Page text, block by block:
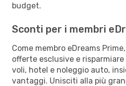
budget.
Sconti per i membri
Come membro eDreams
offerte esclusive e
voli, hotel e noleggio auto,
vantaggi. Unisciti alla più